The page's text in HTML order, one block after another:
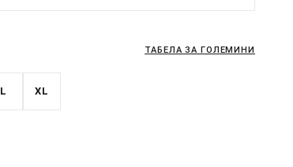
ТАБЕЛА ЗА ГОЛЕМИНИ
L XL